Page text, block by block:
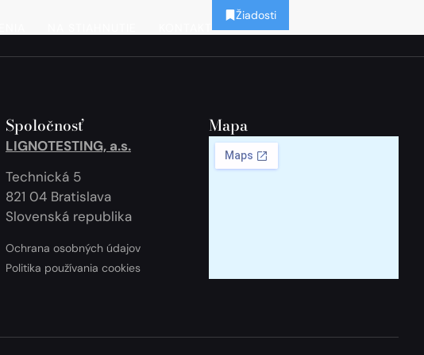
Žiadosti
Spoločnosť
LIGNOTESTING, a.s.
Technická 5
821 04 Bratislava
Slovenská republika
Ochrana osobných údajov
Politika používania cookies
Mapa